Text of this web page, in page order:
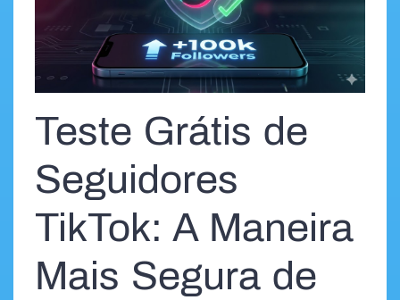
Teste Grátis de
Seguidores
TikTok: A Maneira
Mais Segura de